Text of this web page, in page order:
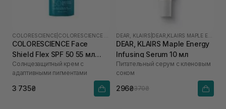
COLORESCIENCE
COLORESCIENCE Face
Shield Flex SPF 50 55 мл
(Light)
Солнцезащитный крем с
адаптивными пигментами
3 735₴
DEAR, KLAIRS
DEAR, KLAIRS Maple Energy
Infusing Serum 10 мл
Питательный серум с кленовым
соком
296₴370₴